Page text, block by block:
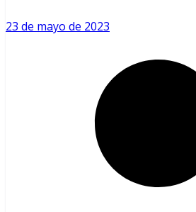
23 de mayo de 2023